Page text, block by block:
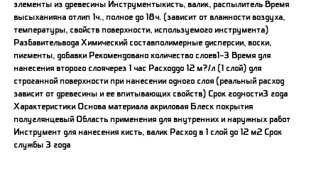
элементы из древесины Инструментыкисть, валик, распылитель Время
высыханияна отлип 1ч., полное до 18ч. (зависит от влажности воздуха,
температуры, свойств поверхности, используемого инструмента)
Разбавительвода Химический составполимерные дисперсии, воски,
пигменты, добавки Рекомендовано количество слоев1-3 Время для
нанесения второго слоячерез 1 час Расходдо 12 м?/л (1 слой) для
строганной поверхности при нанесении одного слоя (реальный расход
зависит от древесины и ее впитывающих свойств) Срок годности3 года
Характеристики Основа материала акриловая Блеск покрытия
полуглянцевый Область применения для внутренних и наружных работ
Инструмент для нанесения кисть, валик Расход в 1 слой до 12 м2 Срок
службы 3 года